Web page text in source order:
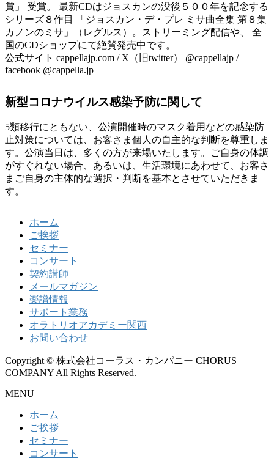
賞」 受賞。 最新CDはジョスカンの没後５００年を記念する
シリーズ８作目 「ジョスカン・デ・プレ ミサ曲全集 第８集
カノンのミサ」（レグルス）。ストリーミング配信や、 全
国のCDショップにて絶賛発売中です。
公式サイト cappellajp.com / X（旧twitter） @cappellajp /
facebook @cappella.jp
新型コロナウイルス感染予防に関して
5類移行にともない、公演開催時のマスク着用などの感染防
止対策については、お客さま個人の自主的な判断を尊重しま
す。公演当日は、多くの方が来場いたします。ご自身の体調
がすぐれない場合、あるいは、生活環境にあわせて、お客さ
まご自身の主体的な選択・判断を基本とさせていただきま
す。
ホーム
ご挨拶
セミナー
コンサート
契約講師
メールマガジン
楽譜情報
サポート業務
オラトリオアカデミー関西
お問い合わせ
Copyright © 株式会社コーラス・カンパニー CHORUS
COMPANY All Rights Reserved.
MENU
ホーム
ご挨拶
セミナー
コンサート